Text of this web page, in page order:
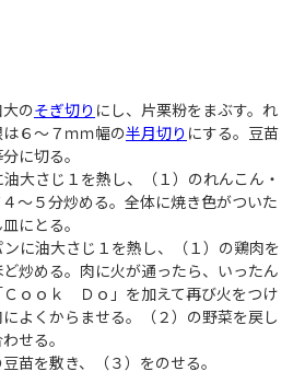
のそぎ切り にし、片栗粉をまぶす。れ
６～７ｍｍ幅の半月切り にする。豆苗
に切る。
大さじ１を熱し、（１）のれんこん・
～５分炒める。全体に焼き色がついた
にとる。
に油大さじ１を熱し、（１）の鶏肉を
炒める。肉に火が通ったら、いったん
Ｃｏｏｋ Ｄｏ」を加えて再び火をつけ
よくからませる。（２）の野菜を戻し
せる。
苗を敷き、（３）をのせる。